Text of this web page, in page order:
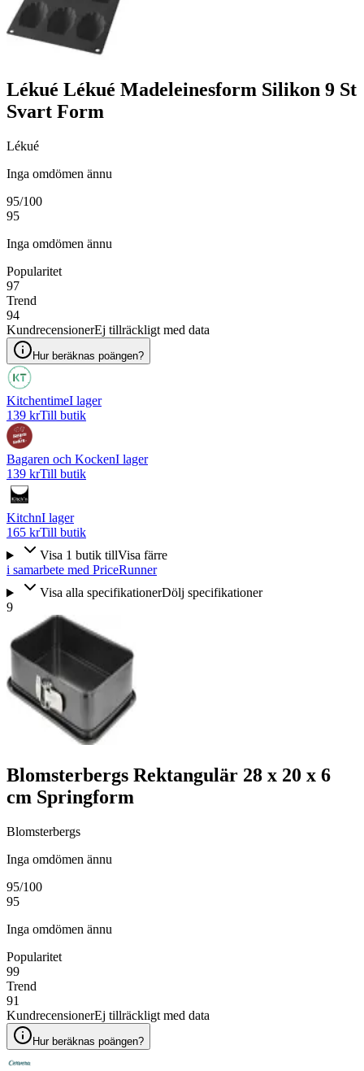
Lékué Lékué Madeleinesform Silikon 9 St
Svart Form
Lékué
Inga omdömen ännu
95/100
95
Inga omdömen ännu
Popularitet
97
Trend
94
KundrecensionerEj tillräckligt med data
Hur beräknas poängen?
KitchentimeI lager
139 krTill butik
Bagaren och KockenI lager
139 krTill butik
KitchnI lager
165 krTill butik
Visa 1 butik tillVisa färre
i samarbete med PriceRunner
Visa alla specifikationerDölj specifikationer
9
Blomsterbergs Rektangulär 28 x 20 x 6
cm Springform
Blomsterbergs
Inga omdömen ännu
95/100
95
Inga omdömen ännu
Popularitet
99
Trend
91
KundrecensionerEj tillräckligt med data
Hur beräknas poängen?